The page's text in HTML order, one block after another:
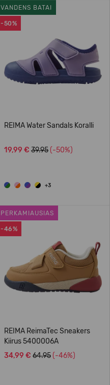
-50%
VANDENS BATAI
REIMA Water Sandals Koralli
19,99 € 39.95 (-50%)
+3
-46%
PERKAMIAUSIAS
REIMA ReimaTec Sneakers
Kiirus 5400006A
34,99 € 64.95 (-46%)